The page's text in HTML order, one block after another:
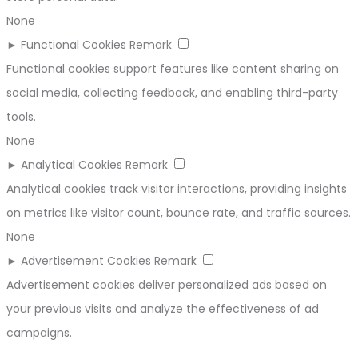
None
► Functional Cookies Remark
Functional cookies support features like content sharing on
social media, collecting feedback, and enabling third-party
tools.
None
► Analytical Cookies Remark
Analytical cookies track visitor interactions, providing insights
on metrics like visitor count, bounce rate, and traffic sources.
None
► Advertisement Cookies Remark
Advertisement cookies deliver personalized ads based on
your previous visits and analyze the effectiveness of ad
campaigns.